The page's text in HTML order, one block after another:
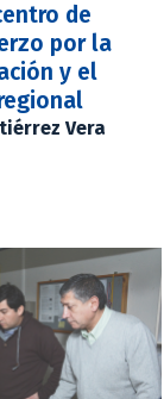
de
por la
y el
Vera